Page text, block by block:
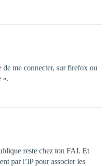
me connecter, sur firefox ou
».
reste chez ton FAI. Et
par l’IP pour associer les